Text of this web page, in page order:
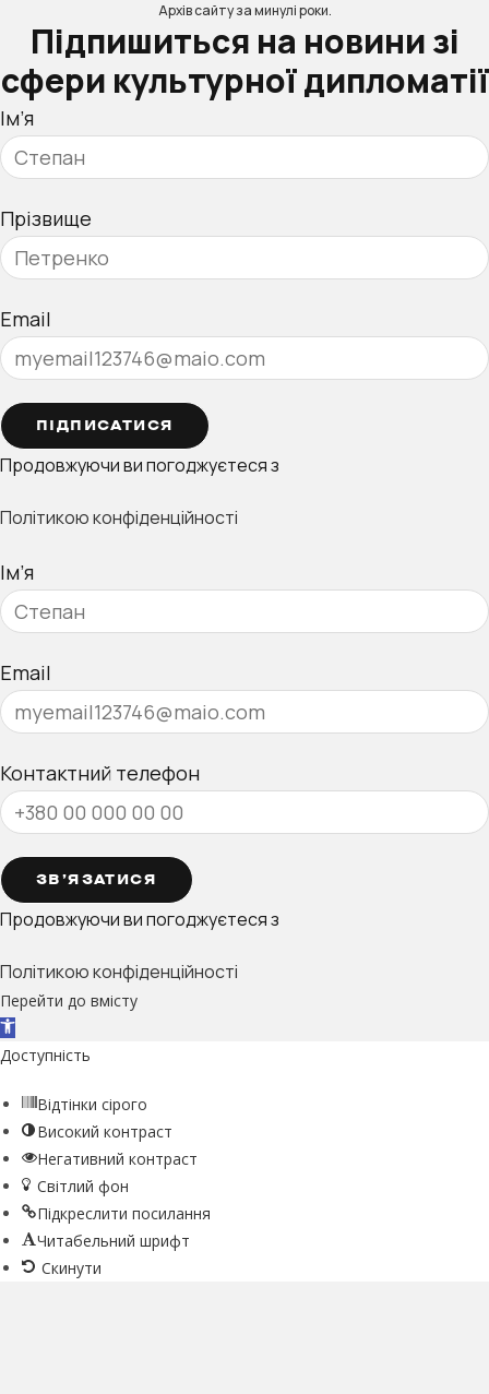
Архів сайту за минулі роки.
Підпишиться на новини зі
сфери культурної дипломатії
Ім’я
Прізвище
Email
ПІДПИСАТИСЯ
Продовжуючи ви погоджуєтеся з
Політикою конфіденційності
Ім’я
Email
Контактний телефон
ЗВ’ЯЗАТИСЯ
Продовжуючи ви погоджуєтеся з
Політикою конфіденційності
Перейти до вмісту
Відкрити Панель інструментів
Доступність
Відтінки сірого
Високий контраст
Негативний контраст
Світлий фон
Підкреслити посилання
Читабельний шрифт
Скинути